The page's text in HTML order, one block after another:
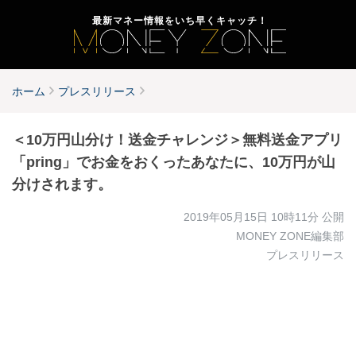
最新マネー情報をいち早くキャッチ！
ホーム プレスリリース
＜10万円山分け！送金チャレンジ＞無料送金アプリ
「pring」でお金をおくったあなたに、10万円が山
分けされます。
2019年05月15日 10時11分 公開
MONEY ZONE編集部
プレスリリース